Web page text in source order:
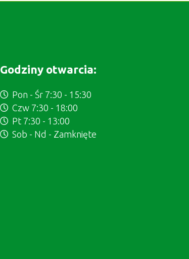
Godziny otwarcia:
Pon - Śr 7:30 - 15:30
Czw 7:30 - 18:00
Pt 7:30 - 13:00
Sob - Nd - Zamknięte